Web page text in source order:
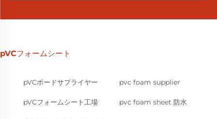
pVCフォームシート
pVCボードサプライヤー pvc foam supplier
pVCフォームシート工場 pvc foam sheet 防水